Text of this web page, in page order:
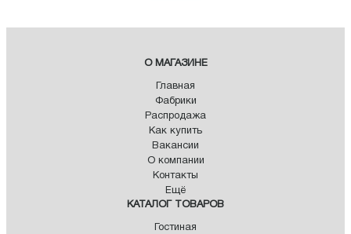
О МАГАЗИНЕ
Главная
Фабрики
Распродажа
Как купить
Вакансии
О компании
Контакты
Ещё
КАТАЛОГ ТОВАРОВ
Гостиная